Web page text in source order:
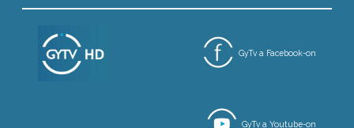
GyTv a Facebook-on
GyTv a Youtube-on